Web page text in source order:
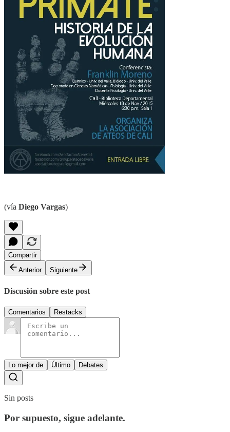
(vía Diego Vargas)
Compartir
Anterior
Siguiente
Discusión sobre este post
Comentarios Restacks
Lo mejor de Último Debates
Sin posts
Por supuesto, sigue adelante.